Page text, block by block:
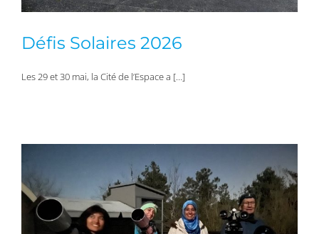
Défis Solaires 2026
Les 29 et 30 mai, la Cité de l’Espace a […]